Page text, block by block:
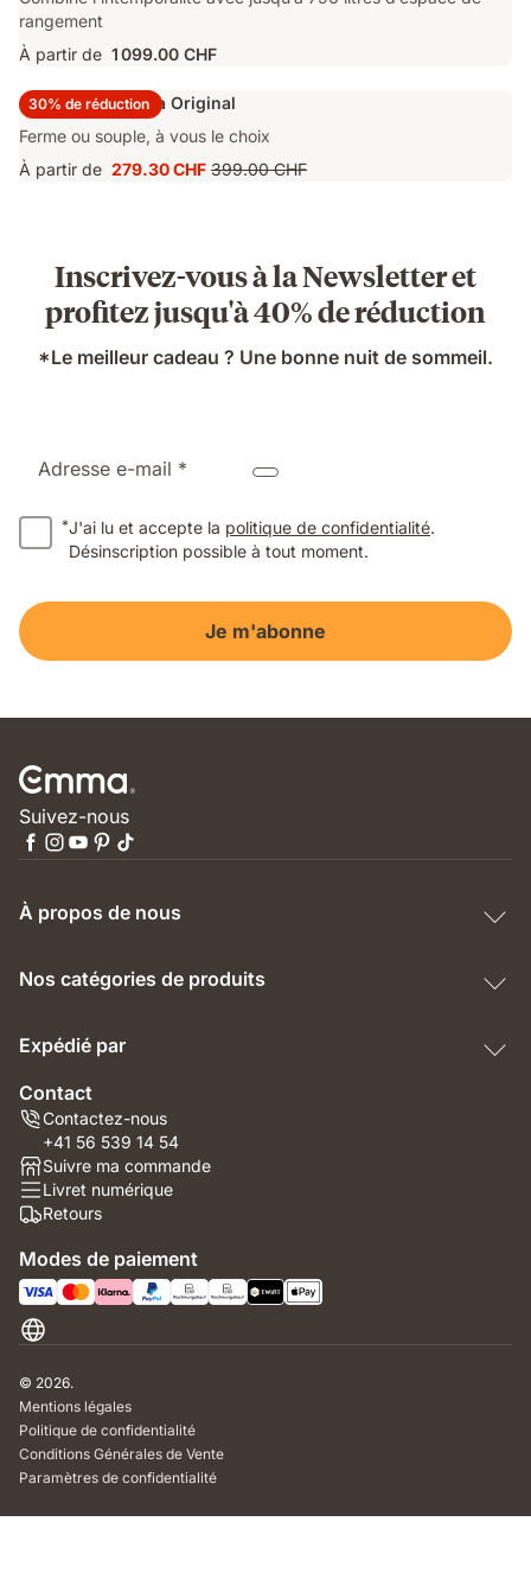
rangement
À partir de 1 099.00 CHF
30% de réduction
Surmatelas Emma Original
Ferme ou souple, à vous le choix
À partir de Prix
279.30 CHF Prix
399.00 CHF
Inscrivez-vous à la Newsletter et
profitez jusqu'à 40% de réduction
*Le meilleur cadeau ? Une bonne nuit de sommeil.
Adresse e-mail *
*J'ai lu et accepte la politique de confidentialité.
Désinscription possible à tout moment.
Je m'abonne
Suivez-nous
À propos de nous
Nos catégories de produits
Expédié par
Contact
Contactez-nous
+41 56 539 14 54
Suivre ma commande
Livret numérique
Retours
Modes de paiement
© 2026.
Mentions légales
Politique de confidentialité
Conditions Générales de Vente
Paramètres de confidentialité